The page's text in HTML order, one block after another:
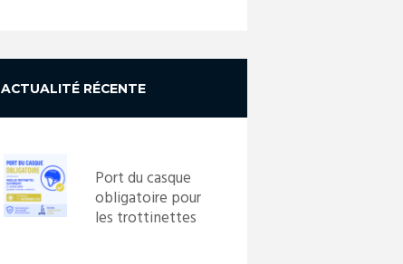
ACTUALITÉ RÉCENTE
Port du casque
obligatoire pour
les trottinettes